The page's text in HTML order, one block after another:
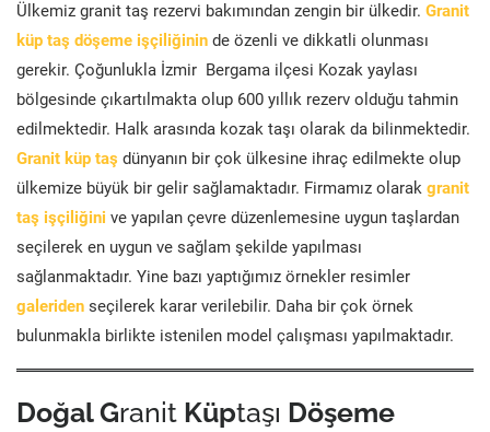
Ülkemiz granit taş rezervi bakımından zengin bir ülkedir. Granit
küp taş döşeme işçiliğinin de özenli ve dikkatli olunması
gerekir. Çoğunlukla İzmir Bergama ilçesi Kozak yaylası
bölgesinde çıkartılmakta olup 600 yıllık rezerv olduğu tahmin
edilmektedir. Halk arasında kozak taşı olarak da bilinmektedir.
Granit küp taş dünyanın bir çok ülkesine ihraç edilmekte olup
ülkemize büyük bir gelir sağlamaktadır. Firmamız olarak granit
taş işçiliğini ve yapılan çevre düzenlemesine uygun taşlardan
seçilerek en uygun ve sağlam şekilde yapılması
sağlanmaktadır. Yine bazı yaptığımız örnekler resimler
galeriden seçilerek karar verilebilir. Daha bir çok örnek
bulunmakla birlikte istenilen model çalışması yapılmaktadır.
Doğal Granit Küptaşı Döşeme